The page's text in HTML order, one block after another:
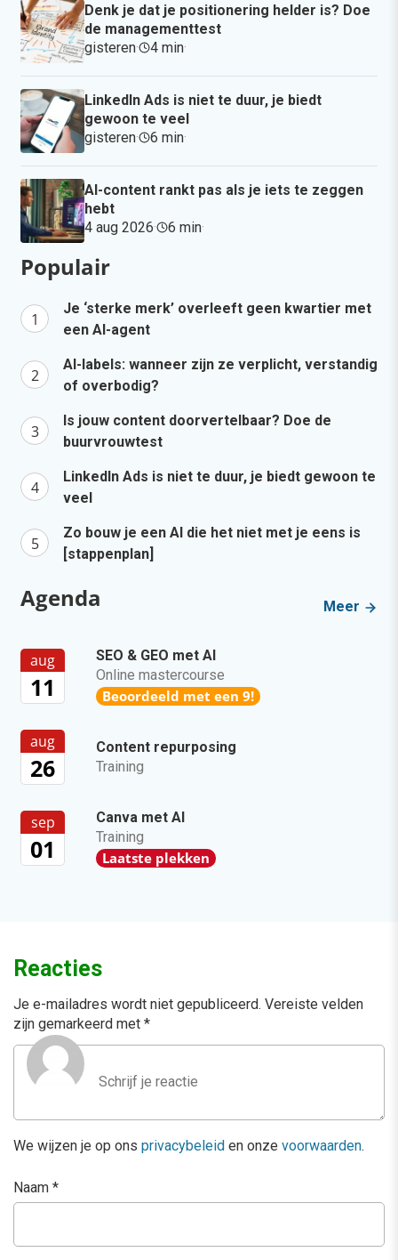
Denk je dat je positionering helder is? Doe
de managementtest
gisteren· 4 min·
LinkedIn Ads is niet te duur, je biedt
gewoon te veel
gisteren· 6 min·
AI-content rankt pas als je iets te zeggen
hebt
4 aug 2026· 6 min·
Populair
Je ‘sterke merk’ overleeft geen kwartier met
een AI-agent
AI-labels: wanneer zijn ze verplicht, verstandig
of overbodig?
Is jouw content doorvertelbaar? Doe de
buurvrouwtest
LinkedIn Ads is niet te duur, je biedt gewoon te
veel
Zo bouw je een AI die het niet met je eens is
[stappenplan]
Agenda Meer
aug
11
SEO & GEO met AI
Online mastercourse
Beoordeeld met een 9!
aug
26
Content repurposing
Training
sep
01
Canva met AI
Training
Laatste plekken
Reacties
Je e-mailadres wordt niet gepubliceerd. Vereiste velden
zijn gemarkeerd met *
We wijzen je op ons privacybeleid en onze voorwaarden.
Naam *